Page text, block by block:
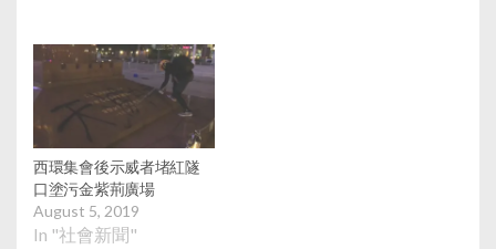
西環集會後示威者堵紅隧
口塗污金紫荊廣場
August 5, 2019
In "社會新聞"